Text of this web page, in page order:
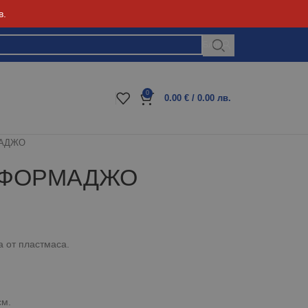
Блог
0
0.00 € / 0.00 лв.
ФОРМАДЖО
пластмаса.